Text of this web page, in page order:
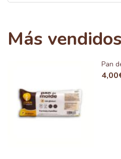
Más vendidos
Pan
4,00